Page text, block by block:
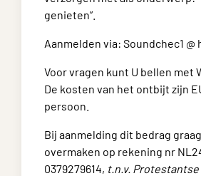
genieten”.
Aanmelden via: Soundchec1
Voor vragen kunt U bellen met
De kosten van het ontbijt zijn
persoon.
Bij aanmelding dit bedrag
overmaken op rekening nr
0379279614, t.n.v. Protestantse